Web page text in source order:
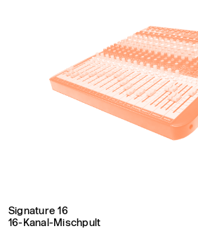
Signature 16
16-Kanal-Mischpult